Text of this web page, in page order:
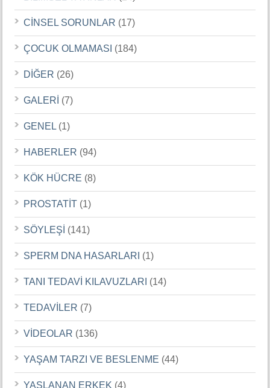
CİNSEL SORUNLAR (17)
ÇOCUK OLMAMASI (184)
DİĞER (26)
GALERİ (7)
GENEL (1)
HABERLER (94)
KÖK HÜCRE (8)
PROSTATİT (1)
SÖYLEŞİ (141)
SPERM DNA HASARLARI (1)
TANI TEDAVİ KILAVUZLARI (14)
TEDAVİLER (7)
VİDEOLAR (136)
YAŞAM TARZI VE BESLENME (44)
YAŞLANAN ERKEK (4)